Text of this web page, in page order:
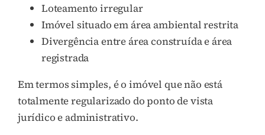
Loteamento irregular
Imóvel situado em área ambiental restrita
Divergência entre área construída e área
registrada
Em termos simples, é o imóvel que não está
totalmente regularizado do ponto de vista
jurídico e administrativo.